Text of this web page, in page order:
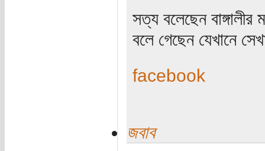
সত্য বলেছেন
বলে গেছেন যেখানে
facebook
জবাব